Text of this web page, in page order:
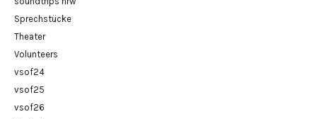
Sprechstücke
Theater
Volunteers
vsof24
vsof25
vsof26